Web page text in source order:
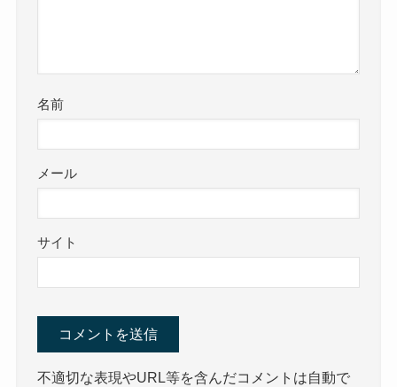
名前
メール
サイト
不適切な表現やURL等を含んだコメントは自動で